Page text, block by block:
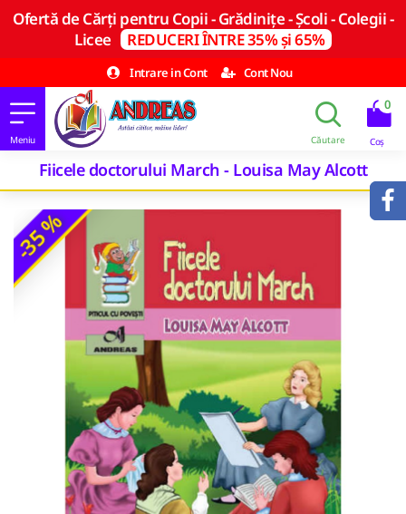
Ofertă de Cărți pentru Copii - Grădinițe - Școli - Colegii -
Licee REDUCERI ÎNTRE 35% și 65%
Intrare in Cont
Cont Nou
0
Fiicele doctorului March - Louisa May Alcott
-35 %